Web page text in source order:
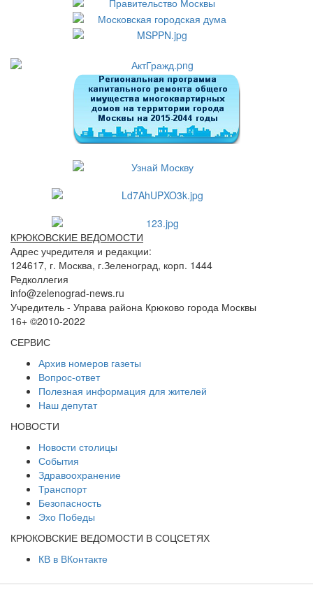
КРЮКОВСКИЕ ВЕДОМОСТИ
Адрес учредителя и редакции:
124617, г. Москва, г.Зеленоград, корп. 1444
Редколлегия
info@zelenograd-news.ru
Учредитель - Управа района Крюково города Москвы
16+ ©2010-2022
СЕРВИС
Архив номеров газеты
Вопрос-ответ
Полезная информация для жителей
Наш депутат
НОВОСТИ
Новости столицы
События
Здравоохранение
Транспорт
Безопасность
Эхо Победы
КРЮКОВСКИЕ ВЕДОМОСТИ В СОЦСЕТЯХ
КВ в ВКонтакте